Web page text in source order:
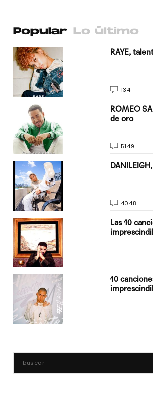
Popular Lo último
RAYE,
134
ROMEO
de oro
5149
4048
Las 10
10